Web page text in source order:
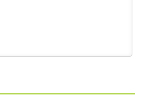
dok nije bilo interneta,samo